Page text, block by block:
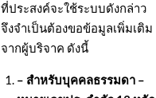
ที่ประสงค์จะใช้ระบบดังกล่าว
จึงจำเป็นต้องขอข้อมูลเพิ่มเติม
จากผู้บริจาค ดังนี้
– สำหรับบุคคลธรรมดา –